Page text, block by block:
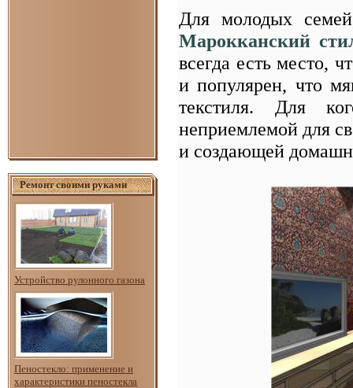
Ремонт своими руками
Устройство рулонного газона
Пеностекло: применение и
характеристики пеностекла
Для молодых
Марокканский
всегда есть место,
и популярен, что
текстиля. Для
неприемлемой для
и создающей